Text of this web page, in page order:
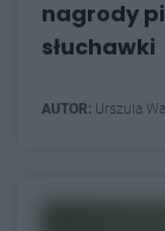
nagrody
słuchawki
AUTOR: Urszula